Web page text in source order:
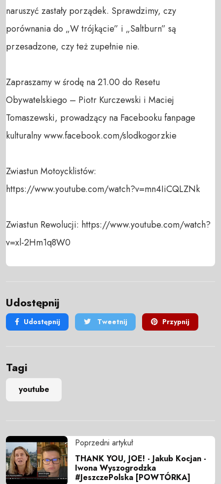
naruszyć zastały porządek. Sprawdzimy, czy
porównania do „W trójkącie” i „Saltburn” są
przesadzone, czy też zupełnie nie.
Zapraszamy w środę na 21.00 do Resetu
Obywatelskiego – Piotr Kurczewski i Maciej
Tomaszewski, prowadzący na Facebooku fanpage
kulturalny www.facebook.com/slodkogorzkie
Zwiastun Motoycklistów:
https://www.youtube.com/watch?v=mn4IiCQLZNk
Zwiastun Rewolucji: https://www.youtube.com/watch?
v=xl-2Hm1q8W0
Udostępnij
Udostępnij Tweetnij Przypnij
Tagi
youtube
Poprzedni artykuł
THANK YOU, JOE! - Jakub Kocjan -
Iwona Wyszogrodzka
#JeszczePolska [POWTÓRKA]